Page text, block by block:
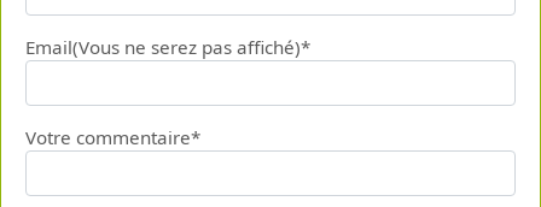
Email(Vous ne serez pas affiché)*
Votre commentaire*